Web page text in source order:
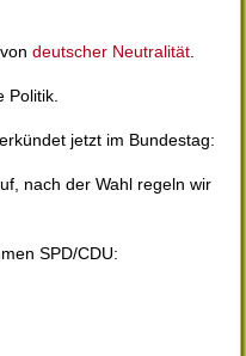
deutscher Neutralität.
Politik.
jetzt im Bundestag:
nach der Wahl regeln wir
SPD/CDU: